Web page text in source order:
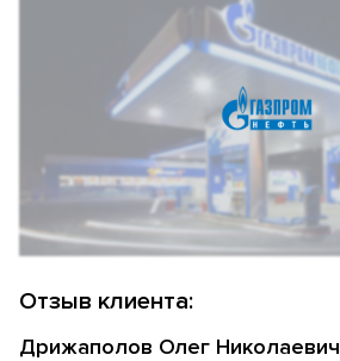
Отзыв клиента:
Дрижаполов Олег Николаевич